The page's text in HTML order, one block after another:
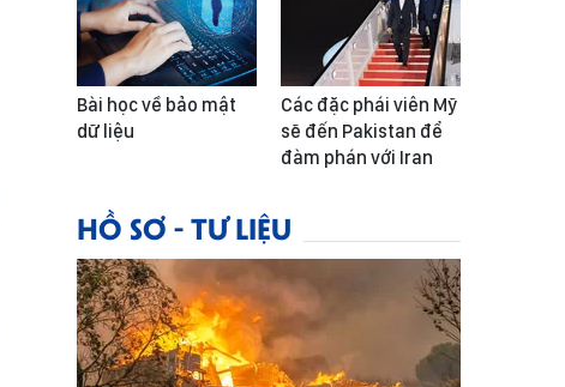
Bài học về bảo mật
dữ liệu
Các đặc phái viên Mỹ
sẽ đến Pakistan để
đàm phán với Iran
HỒ SƠ - TƯ LIỆU